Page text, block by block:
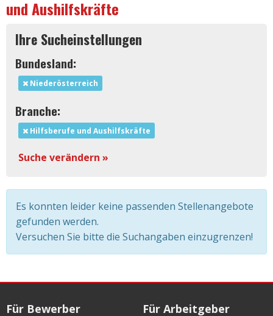
und Aushilfskräfte
Ihre Sucheinstellungen
Bundesland:
Niederösterreich
Branche:
Hilfsberufe und Aushilfskräfte
Suche verändern »
Es konnten leider keine passenden Stellenangebote
gefunden werden.
Versuchen Sie bitte die Suchangaben einzugrenzen!
Für Bewerber Für Arbeitgeber